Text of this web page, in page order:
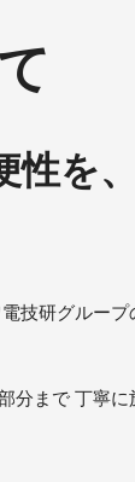
を、
技研グルー
分まで 丁寧